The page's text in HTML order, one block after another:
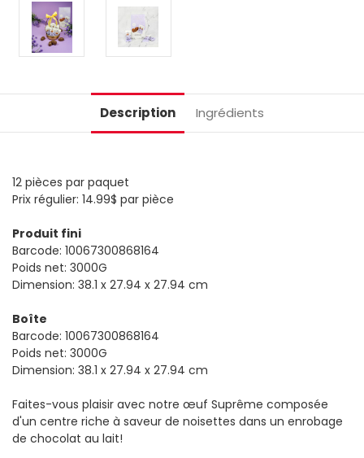
Description Ingrédients
12 pièces par paquet
Prix régulier: 14.99$ par pièce
Produit fini
Barcode: 10067300868164
Poids net: 3000G
Dimension: 38.1 x 27.94 x 27.94 cm
Boîte
Barcode: 10067300868164
Poids net: 3000G
Dimension: 38.1 x 27.94 x 27.94 cm
Faites-vous plaisir avec notre œuf Suprême composée
d'un centre riche à saveur de noisettes dans un enrobage
de chocolat au lait!